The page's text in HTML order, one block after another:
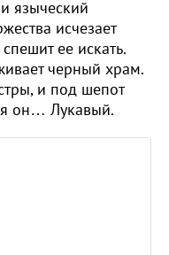
языческий
исчезает
ее искать.
черный храм.
и под шепот
он… Лукавый.